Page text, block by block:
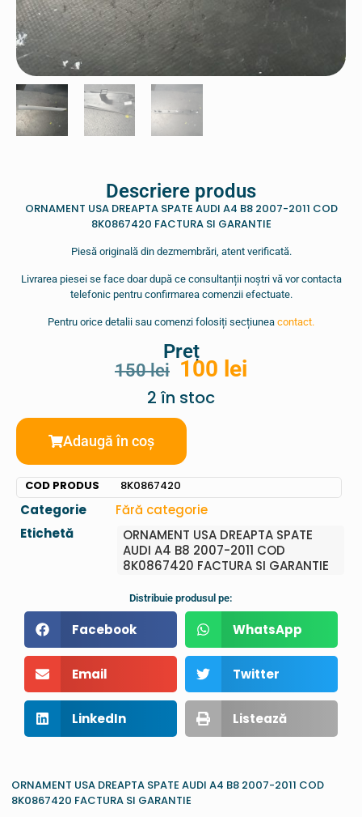
Descriere produs
ORNAMENT USA DREAPTA SPATE AUDI A4 B8 2007-2011 COD
8K0867420 FACTURA SI GARANTIE
Piesă originală din dezmembrări, atent verificată.
Livrarea piesei se face doar după ce consultanții noștri vă vor contacta
telefonic pentru confirmarea comenzii efectuate.
Pentru orice detalii sau comenzi folosiți secțiunea contact.
Preț
150lei 100 lei
2 în stoc
Adaugă în coș
COD PRODUS 8K0867420
Categorie
Fără categorie
Etichetă
ORNAMENT USA DREAPTA SPATE
AUDI A4 B8 2007-2011 COD
8K0867420 FACTURA SI GARANTIE
Distribuie produsul pe:
Facebook WhatsApp
Email Twitter
LinkedIn Listează
ORNAMENT USA DREAPTA SPATE AUDI A4 B8 2007-2011 COD
8K0867420 FACTURA SI GARANTIE